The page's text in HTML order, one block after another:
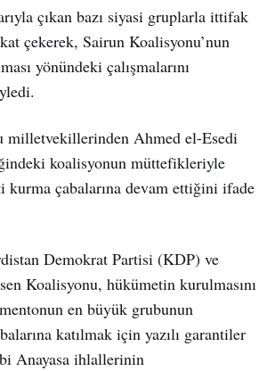
çıkan bazı siyasi gruplarla ittifak
çekerek, Sairun Koalisyonu’nun
yönündeki çalışmalarını
milletvekillerinden Ahmed el-Esedi
koalisyonun müttefikleriyle
çabalarına devam ettiğini ifade
Demokrat Partisi (KDP) ve
Koalisyonu, hükümetin kurulmasını
en büyük grubunun
katılmak için yazılı garantiler
Anayasa ihlallerinin